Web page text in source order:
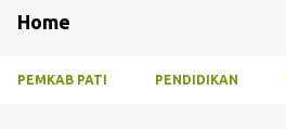
Home
PEMKAB PATI PENDIDIKAN